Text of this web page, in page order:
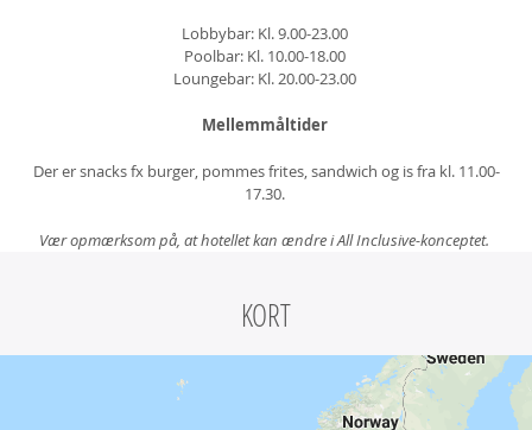
Lobbybar: Kl. 9.00-23.00
Poolbar: Kl. 10.00-18.00
Loungebar: Kl. 20.00-23.00
Mellemmåltider
Der er snacks fx burger, pommes frites, sandwich og isfra kl. 11.00-
17.30.
Vær opmærksom på, at hotellet kan ændre i All Inclusive-konceptet.
KORT